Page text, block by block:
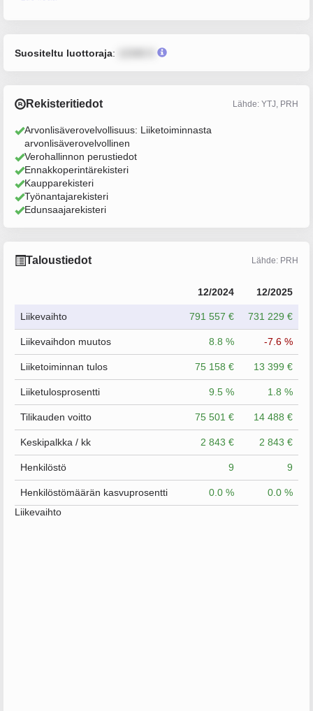
Suositeltu luottoraja:
Rekisteritiedot Lähde: YTJ, PRH
Arvonlisäverovelvollisuus: Liiketoiminnasta
arvonlisäverovelvollinen
Verohallinnon perustiedot
Ennakkoperintärekisteri
Kaupparekisteri
Työnantajarekisteri
Edunsaajarekisteri
Taloustiedot Lähde: PRH
12/2024 12/2025
Liikevaihto 791 557 € 731 229 €
Liikevaihdon muutos 8.8 % -7.6 %
Liiketoiminnan tulos 75 158 € 13 399 €
Liiketulosprosentti 9.5 % 1.8 %
Tilikauden voitto 75 501 € 14 488 €
Keskipalkka / kk 2 843 € 2 843 €
Henkilöstö 9 9
Henkilöstömäärän kasvuprosentti 0.0 %
0.0 %
Liikevaihto